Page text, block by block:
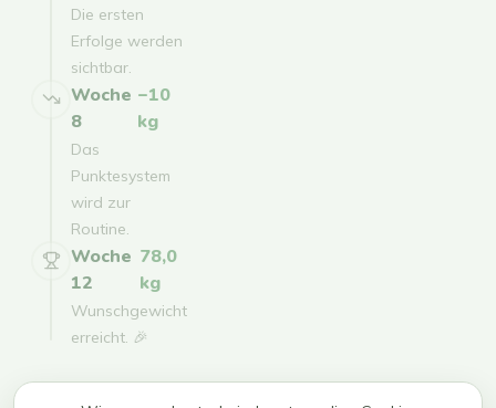
Die ersten
Erfolge werden
sichtbar.
Woche
8
−10
kg
Das
Punktesystem
wird zur
Routine.
Woche
12
78,0
kg
Wunschgewicht
erreicht. 🎉